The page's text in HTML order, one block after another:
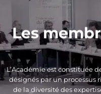
Les
L’Académie est constituée
désignés par un processus
de la diversité des